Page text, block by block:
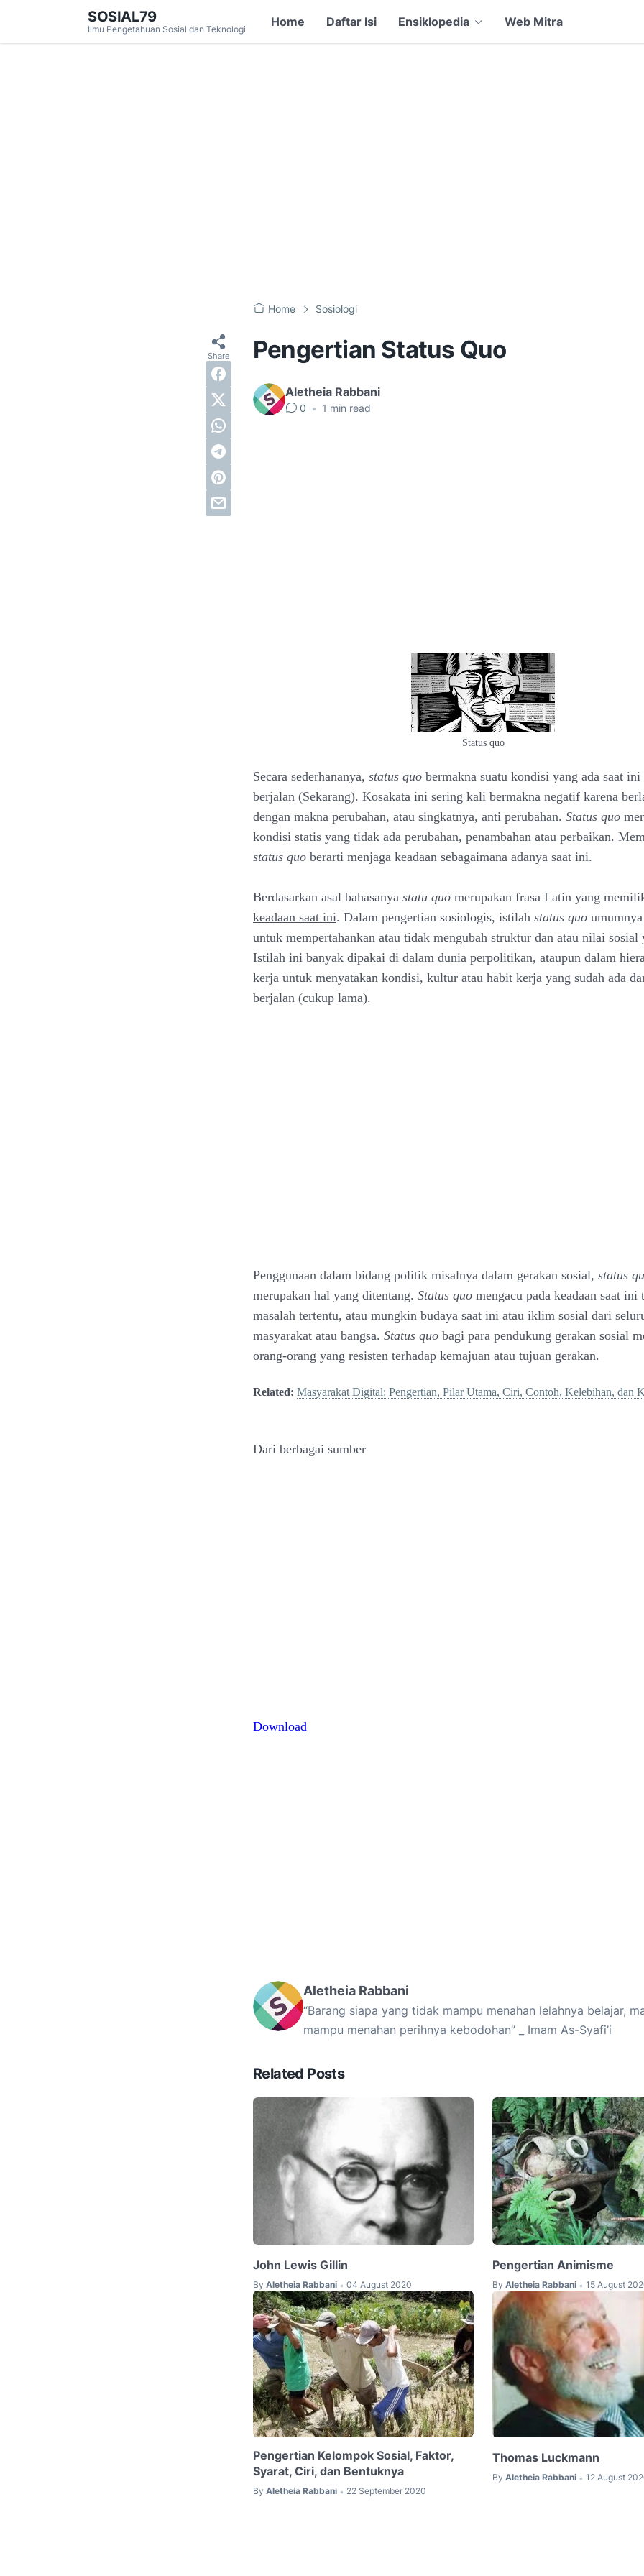
SOSIAL79
Ilmu Pengetahuan Sosial dan Teknologi
Home Daftar Isi Ensiklopedia Web Mitra
Home Sosiologi
Pengertian Status Quo
Aletheia Rabbani
0 • 1 min read
Status quo
Secara sederhananya, status quo bermakna suatu kondisi yang ada saat ini
berjalan (Sekarang). Kosakata ini sering kali bermakna negatif karena
dengan makna perubahan, atau singkatnya, anti perubahan. Status quo
kondisi statis yang tidak ada perubahan, penambahan atau perbaikan.
status quo berarti menjaga keadaan sebagaimana adanya saat ini.
Berdasarkan asal bahasanya statu quo merupakan frasa Latin yang
keadaan saat ini. Dalam pengertian sosiologis, istilah status quo
untuk mempertahankan atau tidak mengubah struktur dan atau nilai sosial
Istilah ini banyak dipakai di dalam dunia perpolitikan, ataupun dalam
kerja untuk menyatakan kondisi, kultur atau habit kerja yang sudah ada
berjalan (cukup lama).
Penggunaan dalam bidang politik misalnya dalam gerakan sosial, status
merupakan hal yang ditentang. Status quo mengacu pada keadaan saat ini
masalah tertentu, atau mungkin budaya saat ini atau iklim sosial dari
masyarakat atau bangsa. Status quo bagi para pendukung gerakan sosial
orang-orang yang resisten terhadap kemajuan atau tujuan gerakan.
Related: Masyarakat Digital: Pengertian, Pilar Utama, Ciri, Contoh, Kelebihan, dan
Dari berbagai sumber
Download
Aletheia Rabbani
“Barang siapa yang tidak mampu menahan lelahnya belajar,
mampu menahan perihnya kebodohan” _ Imam As-Syafi’i
Related Posts
John Lewis Gillin
By Aletheia Rabbani • 04 August 2020
Pengertian Animisme
By Aletheia Rabbani • 15 August
Pengertian Kelompok Sosial, Faktor,
Syarat, Ciri, dan Bentuknya
By Aletheia Rabbani • 22 September 2020
Thomas Luckmann
By Aletheia Rabbani • 12 August